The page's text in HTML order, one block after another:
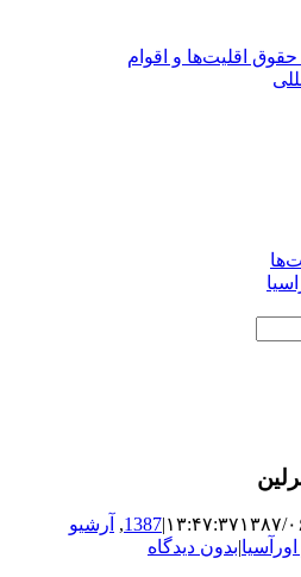
اقلیت‌ها و اقوام
۰۶/۳۱ |
1387
, آرشیو
|بدون دیدگاه